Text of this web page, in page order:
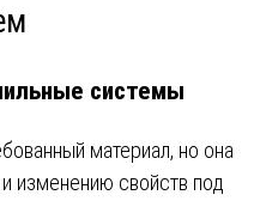
системы
материал, но она
изменению свойств под